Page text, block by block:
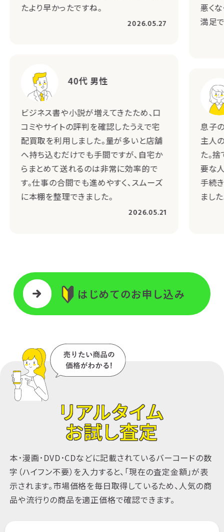
たより早かったですね。
2026.05.27
40代 男性
ビジネス書や小説が増えてきたため、口
コミやサイトの評判を確認したうえで宅
配買取を利用しました。量が多いと店舗
へ持ち込むだけでも手間ですが、自宅か
らまとめて送れるのは非常に効率的で
す。仕事の合間でも進めやすく、スムーズ
に本棚を整理できました。
2026.05.21
悪く
満足
息子
主人
た。
要な
手続
ました
はじめてのお申し込み
リアルタイム
お試し査定
本･漫画･DVD･CDなどに記載されているバーコードの数
字（ハイフン不要）を入力すると、「現在の査定金額」が表
示されます。市場価格を毎日取得しているため、人気の商
品や流行りの商品を適正価格で確認できます。